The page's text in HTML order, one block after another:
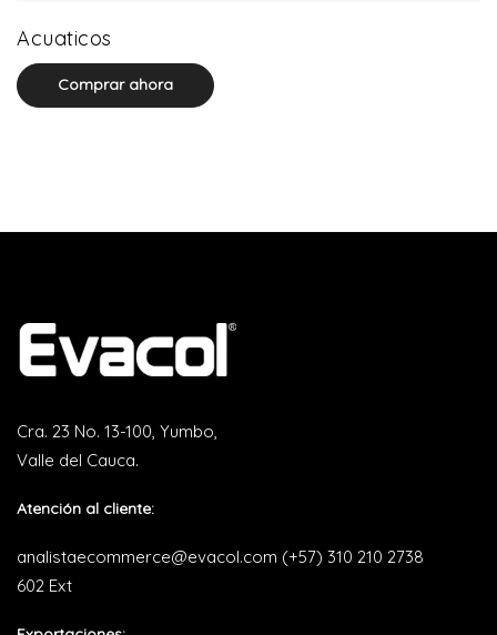
Acuaticos
Comprar ahora
Cra. 23 No. 13-100, Yumbo,
Valle del Cauca.
Atención al cliente:
analistaecommerce@evacol.com (+57) 310 210 2738
602 Ext